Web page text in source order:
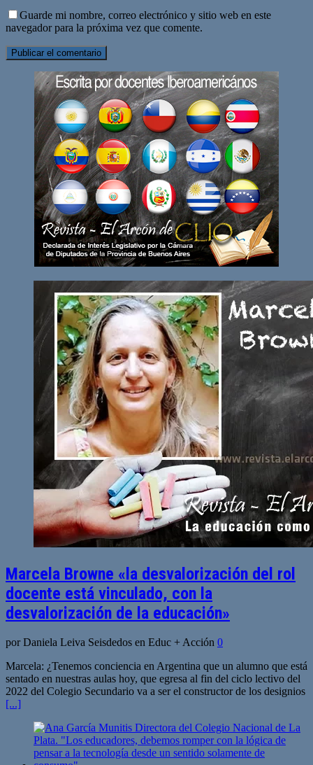
Guarde mi nombre, correo electrónico y sitio web en este
navegador para la próxima vez que comente.
Marcela Browne «la desvalorización del rol
docente está vinculado, con la
desvalorización de la educación»
por Daniela Leiva Seisdedos en Educ + Acción 0
Marcela: ¿Tenemos conciencia en Argentina que un alumno que está
sentado en nuestras aulas hoy, que egresa al fin del ciclo lectivo del
2022 del Colegio Secundario va a ser el constructor de los designios
[...]